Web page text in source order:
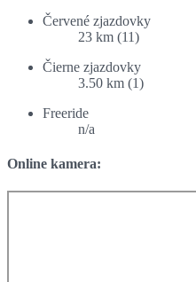
Červené zjazdovky
23 km (11)
Čierne zjazdovky
3.50 km (1)
Freeride
n/a
Online kamera: